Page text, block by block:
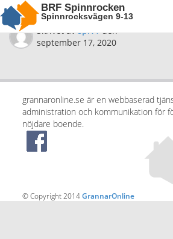
BRF Spinnrocken
Spinnrocksvägen 9-13
Skrivet avspi11den
september 17, 2020
grannaronline.se är en webbaserad
administration och kommunikation för
nöjdare boende.
© Copyright 2014GrannarOnline